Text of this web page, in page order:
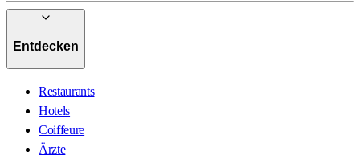
Entdecken
Restaurants
Hotels
Coiffeure
Ärzte